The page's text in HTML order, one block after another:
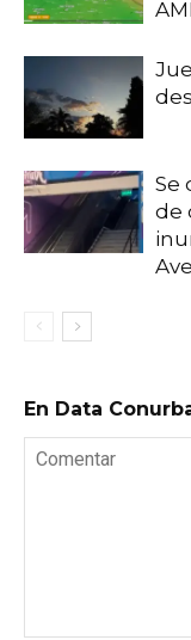
Se
de
En Data